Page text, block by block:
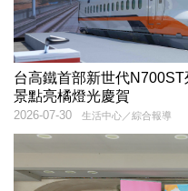
台高鐵首部新世代
景點亮橘燈光慶賀
生活中心／綜合報導
2026-07-30